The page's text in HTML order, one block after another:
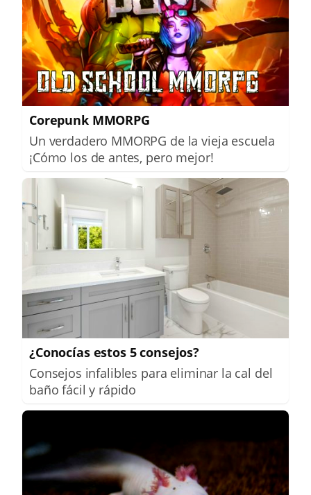
Corepunk MMORPG
Un verdadero MMORPG de la vieja escuela
¡Cómo los de antes, pero mejor!
¿Conocías estos 5 consejos?
Consejos infalibles para eliminar la cal del
baño fácil y rápido